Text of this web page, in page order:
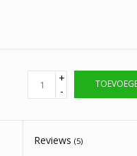
+
-
Reviews(5)